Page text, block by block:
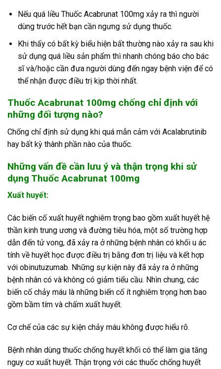
Nếu quá liều Thuốc Acabrunat 100mg xảy ra thì người
dùng trước hết bạn cần ngưng sử dụng thuốc.
Khi thấy có bất kỳ biểu hiện bất thường nào xảy ra sau khi
sử dụng quá liều sản phẩm thì nhanh chóng báo cho bác
sĩ và/hoặc cần đưa người dùng đến ngay bệnh viện để có
thể nhận được điều trị kịp thời nhất.
Thuốc Acabrunat 100mg chống chỉ định với
những đối tượng nào?
Chống chỉ định sử dụng khi quá mẫn cảm với Acalabrutinib
hay bất kỳ thành phần nào của thuốc.
Những vấn đề cần lưu ý và thận trọng khi sử
dụng Thuốc Acabrunat 100mg
Xuất huyết:
Các biến cố xuất huyết nghiêm trọng bao gồm xuất huyết hệ
thần kinh trung ương và đường tiêu hóa, một số trường hợp
dẫn đến tử vong, đã xảy ra ở những bệnh nhân có khối u ác
tính về huyết học được điều trị bằng đơn trị liệu và kết hợp
với obinutuzumab. Những sự kiện này đã xảy ra ở những
bệnh nhân có và không có giảm tiểu cầu. Nhìn chung, các
biến cố chảy máu là những biến cố ít nghiêm trọng hơn bao
gồm bầm tím và chấm xuất huyết.
Cơ chế của các sự kiện chảy máu không được hiểu rõ.
Bệnh nhân dùng thuốc chống huyết khối có thể làm gia tăng
nguy cơ xuất huyết. Thận trọng với các thuốc chống huyết